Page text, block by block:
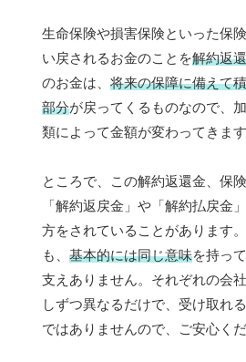
生命保険や損害保険といった保
い戻されるお金のことを解約返
のお金は、 将来の保障に備えて
部分が戻ってくるものなので、
類によって金額が変わってきます
ところで、この解約返還金、保
「解約返戻金」や「解約払戻金
方をされていることがあります
も、 基本的には同じ意味を持っ
支えありません。それぞれの会
しずつ異なるだけで、受け取れ
ではありませんので、ご安心くだ